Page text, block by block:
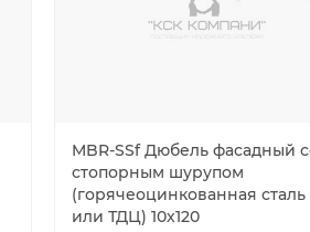
MBR-SSf Дюбель фасадный
стопорным шурупом
(горячеоцинкованная сталь
или ТДЦ) 10х120